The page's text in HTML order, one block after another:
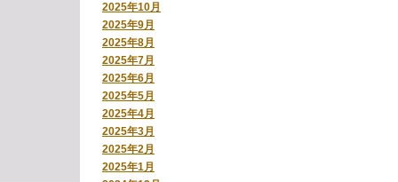
2025年10月
2025年9月
2025年8月
2025年7月
2025年6月
2025年5月
2025年4月
2025年3月
2025年2月
2025年1月